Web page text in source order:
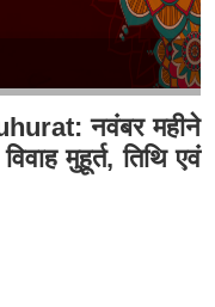
नवंबर महीने
मुहूर्त, तिथि एवं